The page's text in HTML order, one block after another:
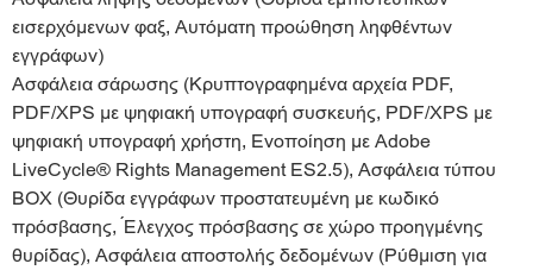
εισερχόμενων φαξ, Αυτόματη προώθηση ληφθέντων
εγγράφων)
Ασφάλεια σάρωσης (Κρυπτογραφημένα αρχεία PDF,
PDF/XPS με ψηφιακή υπογραφή συσκευής, PDF/XPS με
ψηφιακή υπογραφή χρήστη, Ενοποίηση με Adobe
LiveCycle® Rights Management ES2.5), Ασφάλεια τύπου
BOX (Θυρίδα εγγράφων προστατευμένη με κωδικό
πρόσβασης, Έλεγχος πρόσβασης σε χώρο προηγμένης
θυρίδας), Ασφάλεια αποστολής δεδομένων (Ρύθμιση για